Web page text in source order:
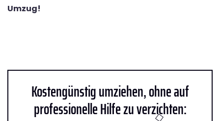
Umzug!
Kostengünstig umziehen, ohne auf
professionelle Hilfe zu verzichten: